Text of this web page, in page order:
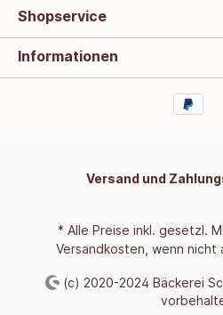
Shopservice
Informationen
Versand und
* Alle Preise inkl. gesetzl.
Versandkosten , wenn
(c) 2020-2024 Bäckerei